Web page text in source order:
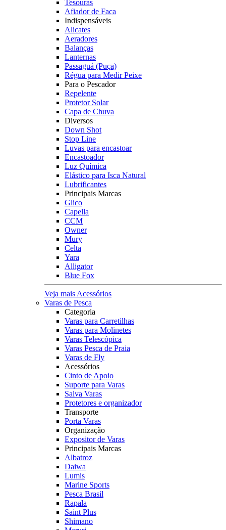
Tesouras
Afiador de Faca
Indispensáveis
Alicates
Aeradores
Balanças
Lanternas
Passaguá (Puça)
Régua para Medir Peixe
Para o Pescador
Repelente
Protetor Solar
Capa de Chuva
Diversos
Down Shot
Stop Line
Luvas para encastoar
Encastoador
Luz Química
Elástico para Isca Natural
Lubrificantes
Principais Marcas
Glico
Capella
CCM
Owner
Mury
Celta
Yara
Alligator
Blue Fox
Veja mais Acessórios
Varas de Pesca
Categoria
Varas para Carretilhas
Varas para Molinetes
Varas Telescópica
Varas Pesca de Praia
Varas de Fly
Acessórios
Cinto de Apoio
Suporte para Varas
Salva Varas
Protetores e organizador
Transporte
Porta Varas
Organização
Expositor de Varas
Principais Marcas
Albatroz
Daiwa
Lumis
Marine Sports
Pesca Brasil
Rapala
Saint Plus
Shimano